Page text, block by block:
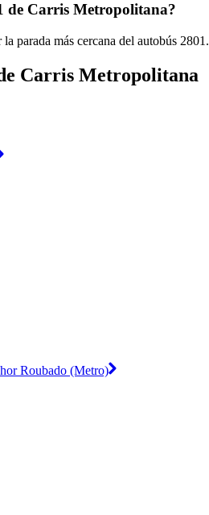
de Carris Metropolitana?
parada más cercana del autobús 2801.
Carris Metropolitana
Roubado (Metro)